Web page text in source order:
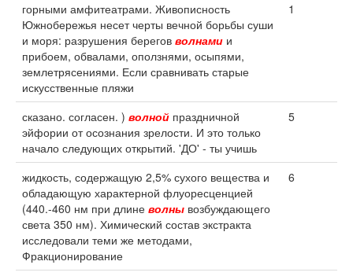
горными амфитеатрами. Живописность
Южнобережья несет черты вечной борьбы суши
и моря: разрушения берегов волнами и
прибоем, обвалами, оползнями, осыпями,
землетрясениями. Если сравнивать старые
искусственные пляжи
1
сказано. согласен. ) волной праздничной
эйфории от осознания зрелости. И это только
начало следующих открытий. 'ДО' - ты учишь
5
жидкость, содержащую 2,5% сухого вещества и
обладающую характерной флуоресценцией
(440.-460 нм при длине волны возбуждающего
света 350 нм). Химический состав экстракта
исследовали теми же методами,
Фракционирование
6